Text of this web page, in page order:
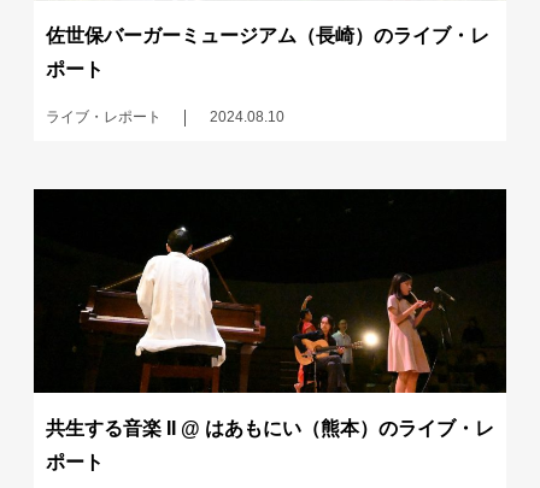
佐世保バーガーミュージアム（長崎）のライブ・レ
ポート
ライブ・レポート 2024.08.10
共生する音楽 II @ はあもにい（熊本）のライブ・レ
ポート